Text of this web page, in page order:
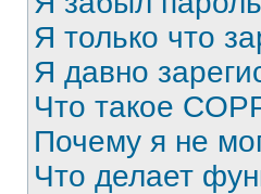
Я только что
Я давно
Что такое
Почему я не
Что делает